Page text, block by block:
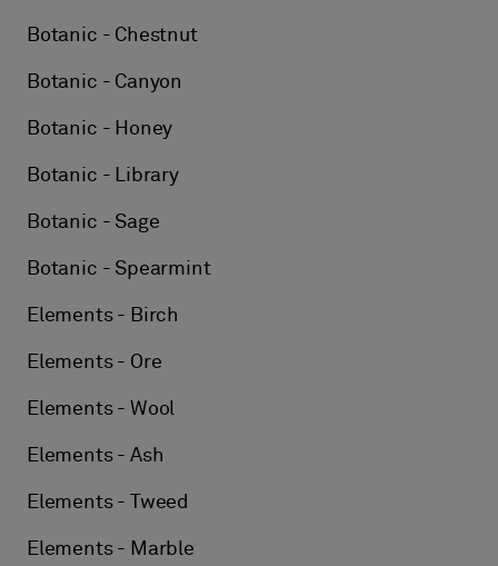
Botanic - Chestnut
Botanic - Canyon
Botanic - Honey
Botanic - Library
Botanic - Sage
Botanic - Spearmint
Elements - Birch
Elements - Ore
Elements - Wool
Elements - Ash
Elements - Tweed
Elements - Marble